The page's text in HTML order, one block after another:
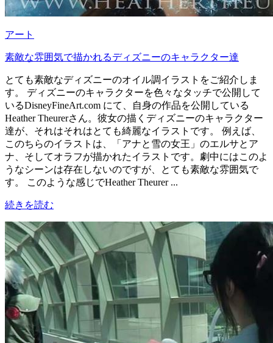
アート
素敵な雰囲気で描かれるディズニーのキャラクター達
とても素敵なディズニーのオイル調イラストをご紹介しま
す。 ディズニーのキャラクターを色々なタッチで公開して
いるDisneyFineArt.com にて、自身の作品を公開している
Heather Theurerさん。彼女の描くディズニーのキャラクター
達が、それはそれはとても綺麗なイラストです。 例えば、
このちらのイラストは、「アナと雪の女王」のエルサとア
ナ、そしてオラフが描かれたイラストです。劇中にはこのよ
うなシーンは存在しないのですが、とても素敵な雰囲気で
す。 このような感じでHeather Theurer ...
続きを読む